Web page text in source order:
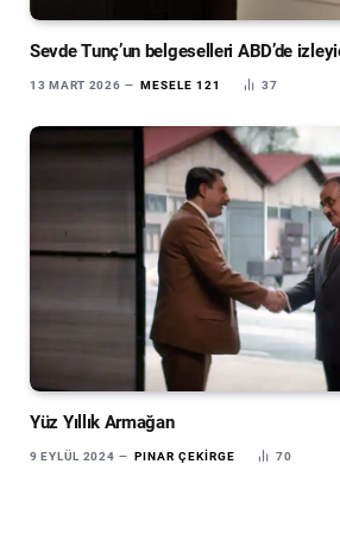
Sevde Tunç’un belgeselleri ABD’de
13 MART 2026 MESELE 121 37
Yüz Yıllık Armağan
9 EYLÜL 2024 PINAR ÇEKIRGE 70